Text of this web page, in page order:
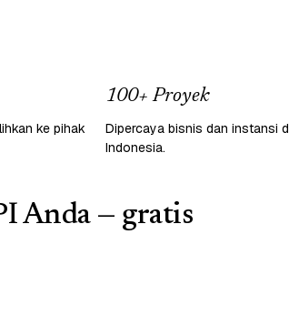
ke pihak
100+ Proyek
Dipercaya bisnis dan instansi
Indonesia.
Anda — gratis